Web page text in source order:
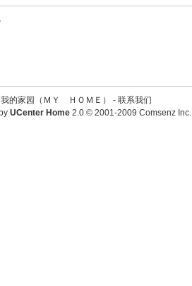
我的家园（ＭＹ ＨＯＭＥ） - 联系我们
UCenter Home 2.0© 2001-2009 Comsenz Inc.